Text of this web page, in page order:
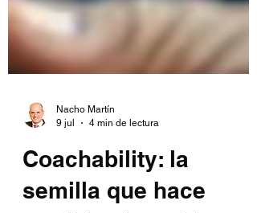
Nacho Martín
9 jul
4 min de lectura